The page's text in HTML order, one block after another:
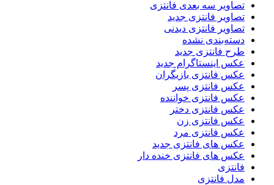
تصاویر سه بعدی فانتزی
تصاویر فانتزی جدید
تصاویر فانتزی دیدنی
دسته‌بندی نشده
طرح فانتزی جدید
عکس اینستاگرام جدید
عکس فانتزی بازیگران
عکس فانتزی پسر
عکس فانتزی خواننده
عکس فانتزی دختر
عکس فانتزی زن
عکس فانتزی مرد
عکس های فانتزی جدید
عکس های فانتزی خنده دار
فانتزی
مدل فانتزی